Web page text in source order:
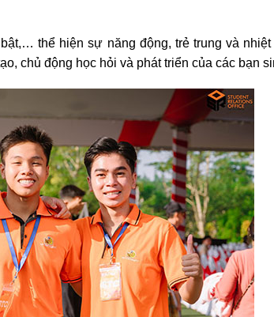
thể hiện sự năng động, trẻ trung và nhiệt
chủ động học hỏi và phát triển của các bạn